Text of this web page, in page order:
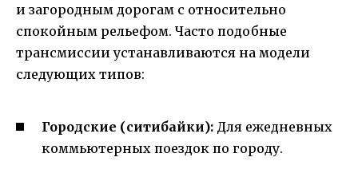
и загородным дорогам с относительно
спокойным рельефом. Часто подобные
трансмиссии устанавливаются на модели
следующих типов:
Городские (ситибайки): Для ежедневных
коммьютерных поездок по городу.